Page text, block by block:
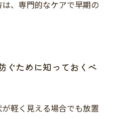
、専門的なケアで早期の
ぐために知っておくべ
軽く見える場合でも放置